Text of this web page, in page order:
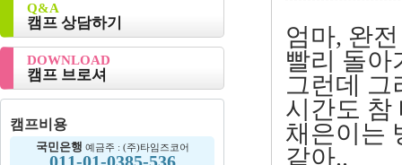
Q&A
캠프 상담하기
DOWNLOAD
캠프 브로셔
캠프비용
국민은행 예금주 : (주)타임즈코어
엄마, 완
빨리 돌아
그런데 그
시간도 참
채은이는
같아..